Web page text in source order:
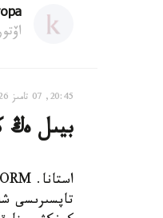
20:45, 07 تامىز 2026
بيىل ەڭ